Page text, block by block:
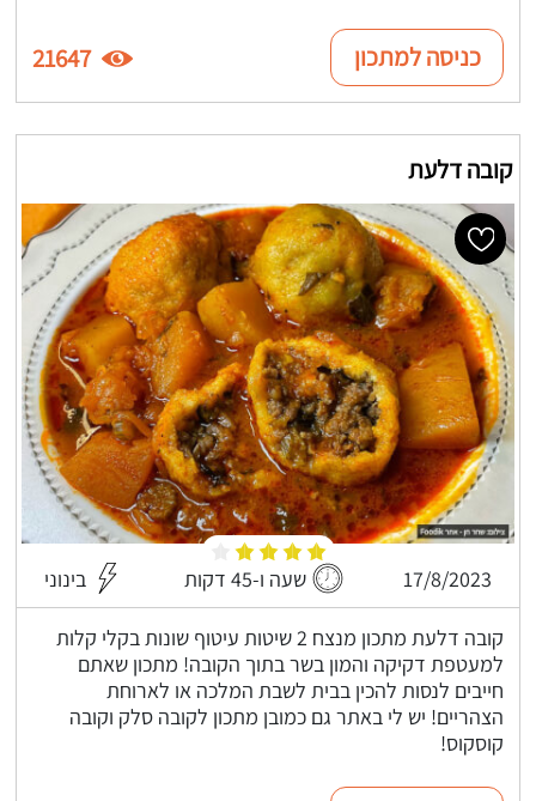
כניסה למתכון 21647
קובה דלעת
17/8/2023 שעה ו-45 דקות בינוני
קובה דלעת מתכון מנצח 2 שיטות עיטוף שונות בקלי קלות
למעטפת דקיקה והמון בשר בתוך הקובה! מתכון שאתם
חייבים לנסות להכין בבית לשבת המלכה או לארוחת
הצהריים! יש לי באתר גם כמובן מתכון לקובה סלק וקובה
קוסקוס!